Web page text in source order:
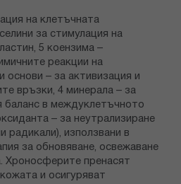
на клетъчната
за стимулация на
5 коензима –
реакции на
основи – за активизация и
връзки, 4 минерала – за
баланс в междуклетъчното
– за неутрализиране
радикали), използвани в
за обновяване, освежаване
Хроносферите пренасят
и осигуряват